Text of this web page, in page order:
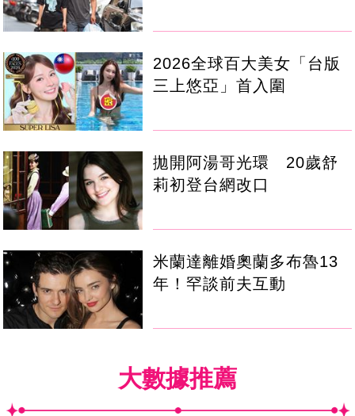
2026全球百大美女「台版
三上悠亞」首入圍
拋開阿湯哥光環 20歲舒
莉初登台網改口
米蘭達離婚奧蘭多布魯13
年！罕談前夫互動
大數據推薦